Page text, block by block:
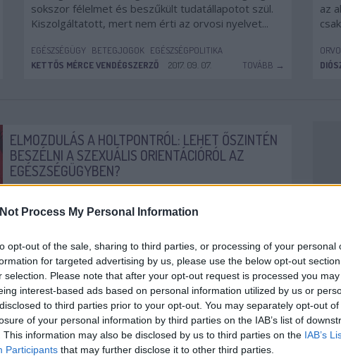
Process My Personal Information
opt-out of the sale, sharing to third parties, or processing of your personal
for targeted advertising by us, please use the below opt-out
selection. Please note that after your opt-out request is processed you may
interest-based ads based on personal information utilized by us or
to third parties prior to your opt-out. You may separately opt-out of
of your personal information by third parties on the IAB’s list of
This information may also be disclosed by us to third parties on the IAB’s
Participants that may further disclose it to other third parties.
sokszor félelmet és beszűkült tudatállapotot szül.
Kiszolgáltatott, mert nem érti az orvosi nyelvet...
EGÉSZSÉGÜGY BETEGJOGOK
EGÉSZSÉGPOLITIKA
KETTŐS MÉRCE VENDÉGSZERZŐ
2017. 09. 07. TOVÁBB →
az
ELMOZDULÁS A HOLTPONTRÓL: LEHET ŐSZINTÉN
BESZÉLNI A SZEXUÁLIS ORIENTÁCIÓRÓL AZ
EGÉSZSÉGÜGYBEN?
se mondtam el, hogy leszbikus vagyok, az fel sem
merült bennem, hogy a háziorvosommal...
OKTATÁS EGÉSZSÉGÜGY OKTATÁSI RENDSZER
DIÓSZEGIHORVÁTHNÓRA
2017. 08. 30. TOVÁBB →
MAGÁNEGÉSZSÉGÜGY KONTRA
KÖZFINANSZÍROZOTT RENDSZER: MÉG NEM
LEJÁTSZOTT MECCS